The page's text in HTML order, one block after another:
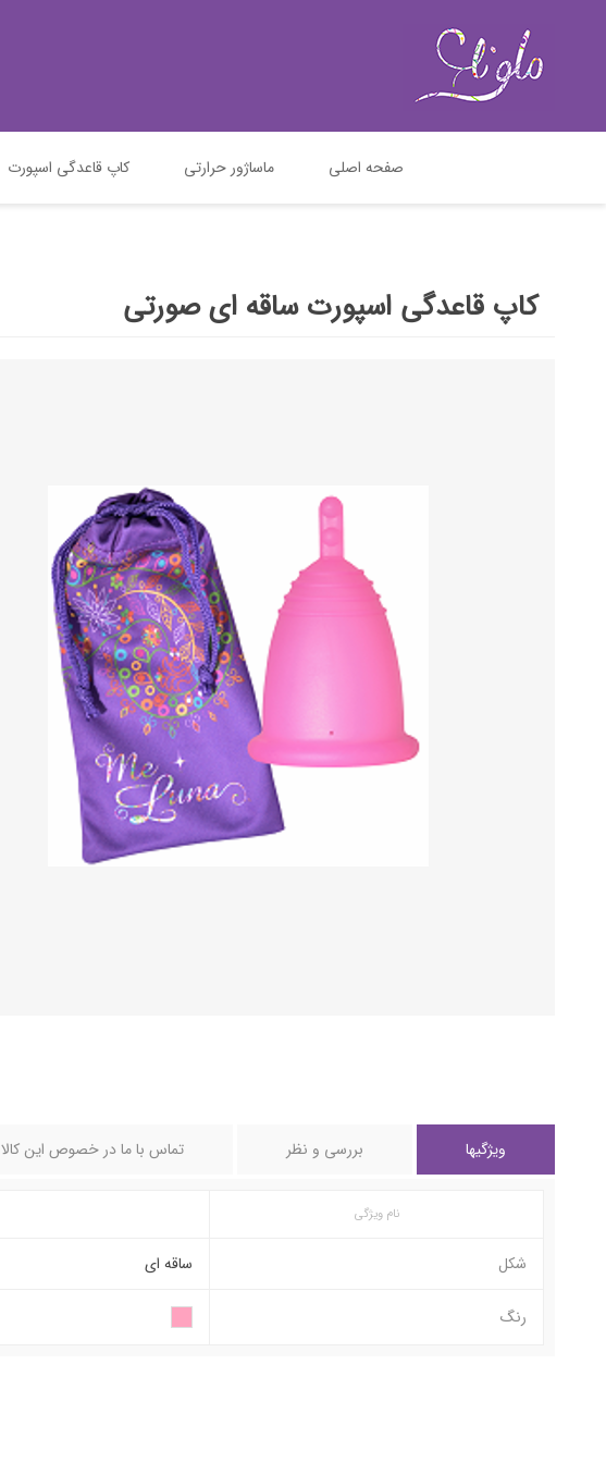
صفحه اصلی ماساژور حرارتی کاپ قاعدگی اسپورت
کاپ قاعدگی اسپورت ساقه ای صورتی
ویژگیها بررسی و نظر تماس با ما در خصوص این کالا
نام ویژگی
شکل ساقه ای
رنگ